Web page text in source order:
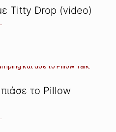
Titty Drop (video)
το Pillow